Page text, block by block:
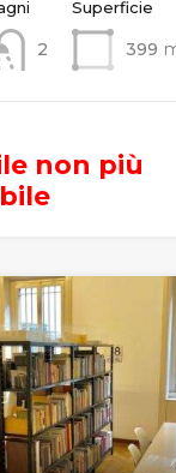
2
Superficie
399
non più